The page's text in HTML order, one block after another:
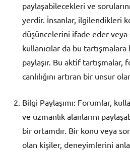
paylaşabilecekleri ve
yerdir. İnsanlar, ilgilendikleri
düşüncelerini ifade eder veya
kullanıcılar da bu
paylaşır. Bu aktif tartışmalar,
canlılığını artıran bir unsur
Bilgi Paylaşımı: Forumlar,
ve uzmanlık alanlarını
bir ortamdır. Bir konu veya
olan kişiler, deneyimlerini